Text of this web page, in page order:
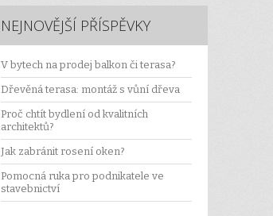
NEJNOVĚJŠÍ PŘÍSPĚVKY
V bytech na prodej balkon či terasa?
Dřevěná terasa: montáž s vůní dřeva
Proč chtít bydlení od kvalitních
architektů?
Jak zabránit rosení oken?
Pomocná ruka pro podnikatele ve
stavebnictví